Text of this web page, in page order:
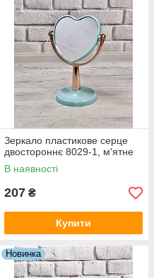
Зеркало пластикове серце
двостороннє 8029-1, м'ятне
В наявності
207 ₴
Купити
Новинка